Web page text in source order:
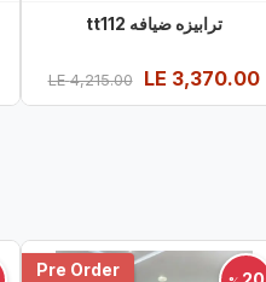
ترابيزه ضيافه tt112
3,370.00
4,215.00
LE
Pre Order